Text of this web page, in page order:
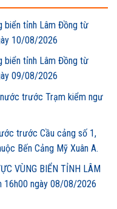
biển tỉnh Lâm Đồng từ
10/08/2026
biển tỉnh Lâm Đồng từ
09/08/2026
trước Trạm kiểm ngư
trước Cầu cảng số 1,
Bến Cảng Mỹ Xuân A.
VÙNG BIỂN TỈNH LÂM
16h00 ngày 08/08/2026